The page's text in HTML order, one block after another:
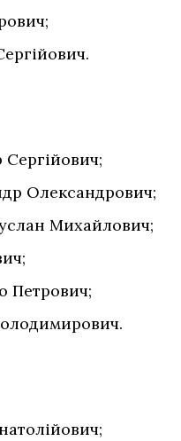
Олександрович;
Михайлович;
Петрович;